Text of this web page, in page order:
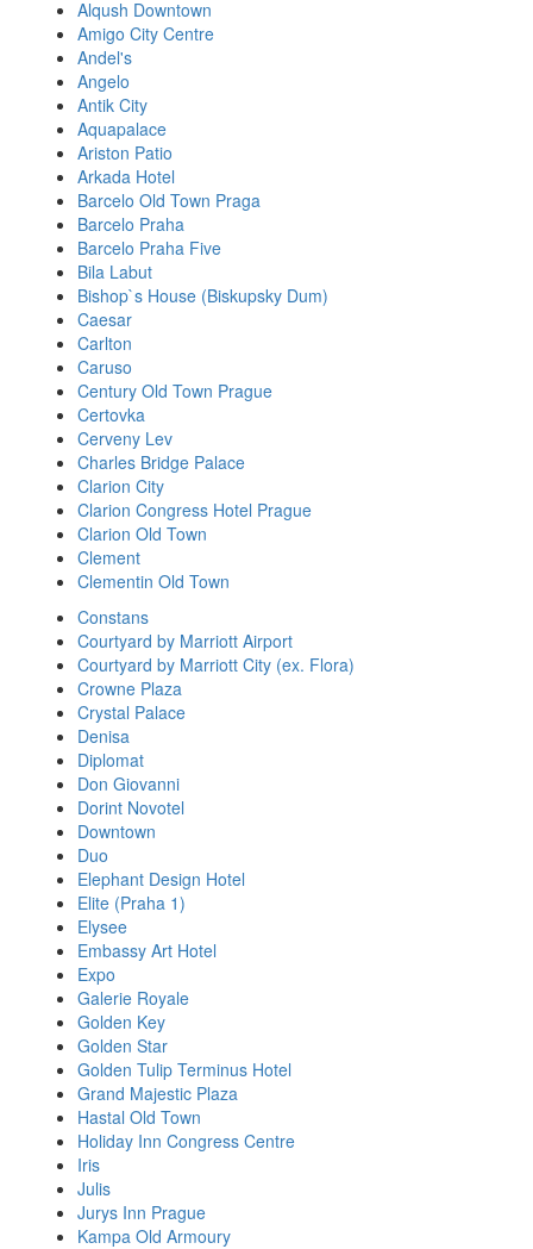
Alqush Downtown
Amigo City Centre
Andel's
Angelo
Antik City
Aquapalace
Ariston Patio
Arkada Hotel
Barcelo Old Town Praga
Barcelo Praha
Barcelo Praha Five
Bila Labut
Bishop`s House (Biskupsky Dum)
Caesar
Carlton
Caruso
Century Old Town Prague
Certovka
Cerveny Lev
Charles Bridge Palace
Clarion City
Clarion Congress Hotel Prague
Clarion Old Town
Clement
Clementin Old Town
Constans
Courtyard by Marriott Airport
Courtyard by Marriott City (ex. Flora)
Crowne Plaza
Crystal Palace
Denisa
Diplomat
Don Giovanni
Dorint Novotel
Downtown
Duo
Elephant Design Hotel
Elite (Praha 1)
Elysee
Embassy Art Hotel
Expo
Galerie Royale
Golden Key
Golden Star
Golden Tulip Terminus Hotel
Grand Majestic Plaza
Hastal Old Town
Holiday Inn Congress Centre
Iris
Julis
Jurys Inn Prague
Kampa Old Armoury